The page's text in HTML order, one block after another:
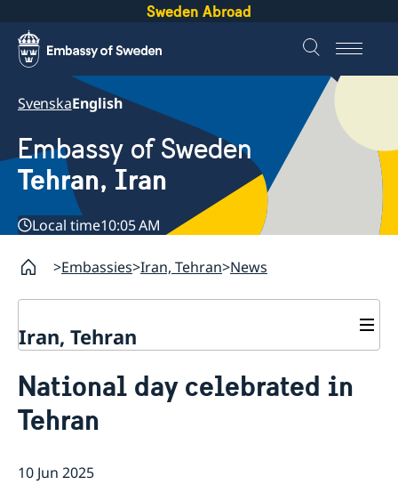
Sweden Abroad
SvenskaEnglish
Embassy of Sweden
Tehran, Iran
Local time10:05 AM
Embassies Iran, Tehran News
Iran, Tehran
About us
National day celebrated in
Tehran
10 Jun 2025